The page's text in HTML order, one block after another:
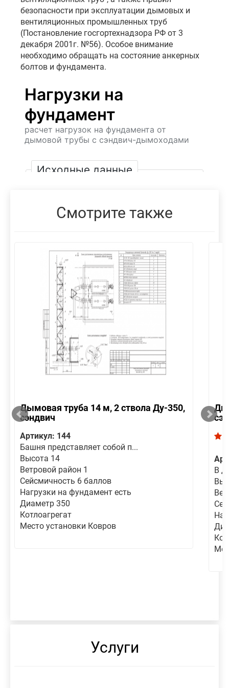
безопасности при эксплуатации дымовых и
вентиляционных промышленных труб
(Постановление госгортехнадзора РФ от 3
декабря 2001г. №56). Особое внимание
необходимо обращать на состояние анкерных
болтов и фундамента.
Смотрите также
Дымовая труба 14 м, 2 ствола Ду-350,
сэндвич
Артикул: 144
Башня представляет собой п...
Высота 14
Ветровой район 1
Сейсмичность 6 баллов
Нагрузки на фундамент есть
Диаметр 350
Котлоагрегат
Место установки Ковров
В
Услуги